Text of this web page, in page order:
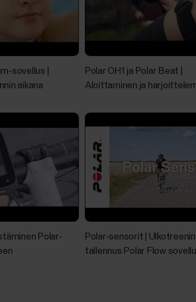
yhteensopivalla Polar-laitteella ja sykesensorilla,
Mitkä tuotteet ovat yhteensopivia
kanssa:Grit X2Grit X2 ProIgnite...
Polar-kuntotestin perusteet
Mikä kuntotesti on? Polar-kuntotesti
arvioida aerobista (kardiovaskulaarista) kuntoasi
kuntotasoarviointi, joka antaa arvion
sovellus |
aikana
Polar OH1 ja Polar Beat |
Aloittaminen ja
Polar-
Polar-sensorit | Ulkotreenin
tallennus Polar Flow